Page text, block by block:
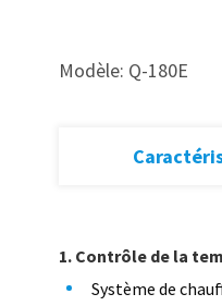
Modèle: Q-180E
1. Contrôle de la
Système de